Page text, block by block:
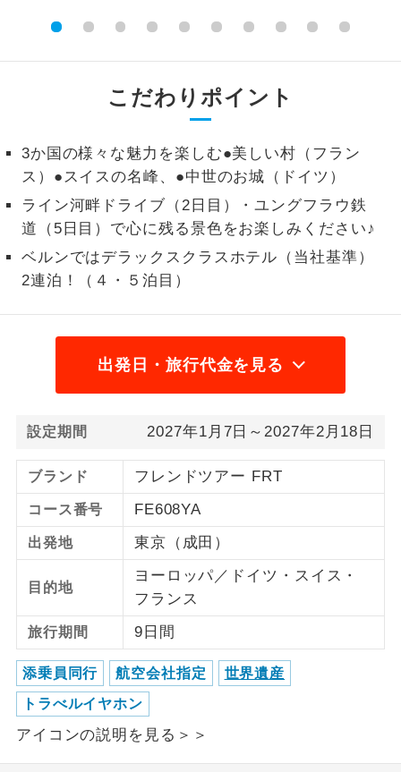
こだわりポイント
3か国の様々な魅力を楽しむ●美しい村（フラン
ス）●スイスの名峰、●中世のお城（ドイツ）
ライン河畔ドライブ（2日目）・ユングフラウ鉄
道（5日目）で心に残る景色をお楽しみください♪
ベルンではデラックスクラスホテル（当社基準）
2連泊！（４・５泊目）
出発日・旅行代金を見る
設定期間 2027年1月7日～2027年2月18日
ブランド フレンドツアー FRT
コース番号 FE608YA
出発地 東京（成田）
目的地
ヨーロッパ／ドイツ・スイス・
フランス
旅行期間 9日間
添乗員同行 航空会社指定 世界遺産
トラべルイヤホン
アイコンの説明を見る＞＞
【その他諸税追加】
航空保険特別料金
2026/8/26 大人（12歳以上）1,200円、子供
2026/9/2 大人（12歳以上）1,200円、子供
（2歳以上12歳未満）1,200円、幼児 1,200円
トラベルイヤ
周りの音を気にせず、ガイドさんの説明
1名様催行
1名様から出発可能な個人型プランで
す。
2名様催行
2名様から出発可能な個人型プランで
す。
おひとり様参
加限定
おひとり様限定でご参加いただけるコー
スです。
1名様1室同代
金
1名様1室利用でも追加料金がかからない
コースです。
女性限定
ご参加にあたり年齢に制限があるコース
です。
航空会社指定
利用航空会社が指定なので、ご出発の計
画にとても便利です。
ホテル指定
ご紹介するホテルを指定したコースで
す。